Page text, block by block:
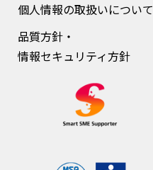
個人情報の取扱いについて
品質方針・
情報セキュリティ方針